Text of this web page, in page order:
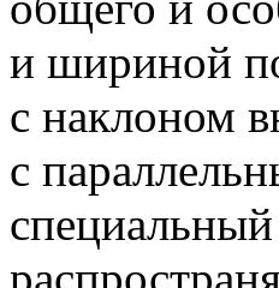
и шириной
с наклоном
с